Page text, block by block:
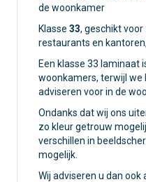
de woonkamer
Klasse 33, geschikt
restaurants en
Een klasse 33 laminaat
woonkamers, terwijl we
adviseren voor in de
Ondanks dat wij ons
zo kleur getrouw
verschillen in
mogelijk.
Wij adviseren u dan ook